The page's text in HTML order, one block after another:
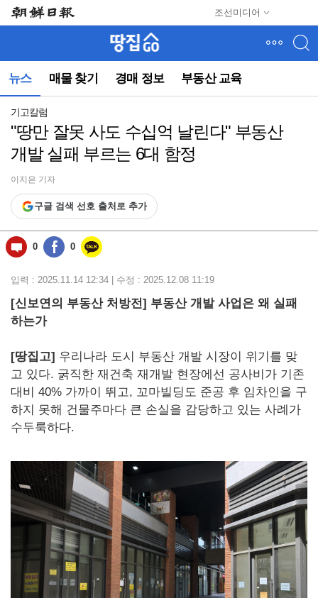
조선미디어
뉴스 매물 찾기 경매 정보 부동산 교육
뉴
(컨
동)
기고칼럼
"땅만 잘못 사도 수십억 날린다" 부동산
개발 실패 부르는 6대 함정
이지은 기자
구글 검색 선호 출처로 추가
0 0
입력 : 2025.11.14 12:34 | 수정 : 2025.12.08 11:19
[신보연의 부동산 처방전] 부동산 개발 사업은 왜 실패
하는가
[땅집고] 우리나라 도시 부동산 개발 시장이 위기를 맞
고 있다. 굵직한 재건축 재개발 현장에선 공사비가 기존
대비 40% 가까이 뛰고, 꼬마빌딩도 준공 후 임차인을 구
하지 못해 건물주마다 큰 손실을 감당하고 있는 사례가
수두룩하다.